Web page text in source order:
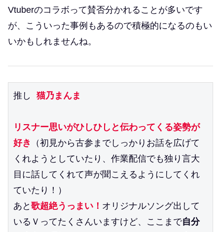
Vtuberのコラボって賛否分かれることが多いです
が、こういった事例もあるので積極的になるのもい
いかもしれませんね。
推し 猫乃まんま
リスナー思いがひしひしと伝わってくる姿勢が
好き
（初見から古参までしっかりお話を広げて
くれようとしていたり、作業配信でも独り言大
目に話してくれて声が聞こえるようにしてくれ
ていたり！）
あと歌超絶うっまい！ オリジナルソング出して
いるＶってたくさんいますけど、ここまで自分